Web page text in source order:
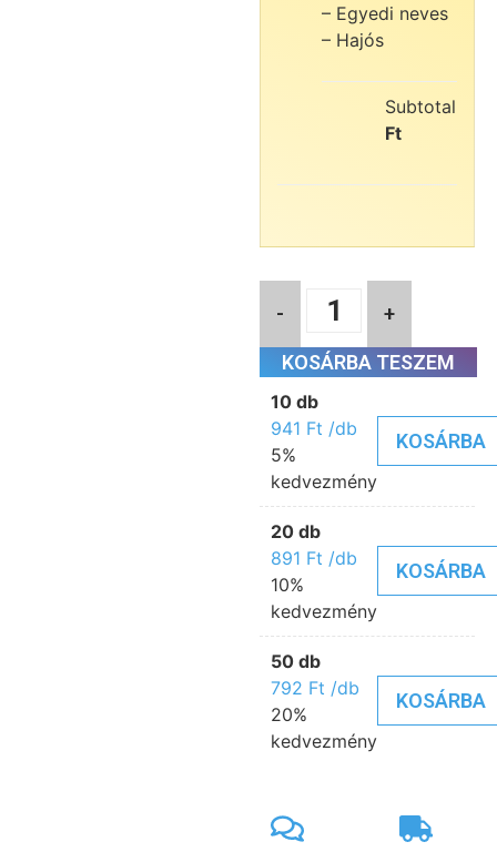
– Egyedi neves
– Hajós
Subtotal:
Ft
- +
KOSÁRBA TESZEM
10 db
941 Ft /db
5%
kedvezmény
KOSÁRBA
20 db
891 Ft /db
10%
kedvezmény
KOSÁRBA
50 db
792 Ft /db
20%
kedvezmény
KOSÁRBA